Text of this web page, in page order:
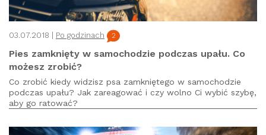
03.07.2018 | Po godzinach 2
Pies zamknięty w samochodzie podczas upału. Co
możesz zrobić?
Co zrobić kiedy widzisz psa zamkniętego w samochodzie
podczas upału? Jak zareagować i czy wolno Ci wybić szybę,
aby go ratować?